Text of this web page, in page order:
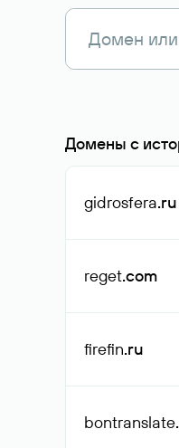
Домены с
gidrosfera.ru
reget.com
firefin.ru
bontranslate